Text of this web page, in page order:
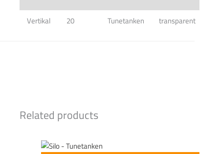
Vertikal
20 Tunetanken transparent
Related products